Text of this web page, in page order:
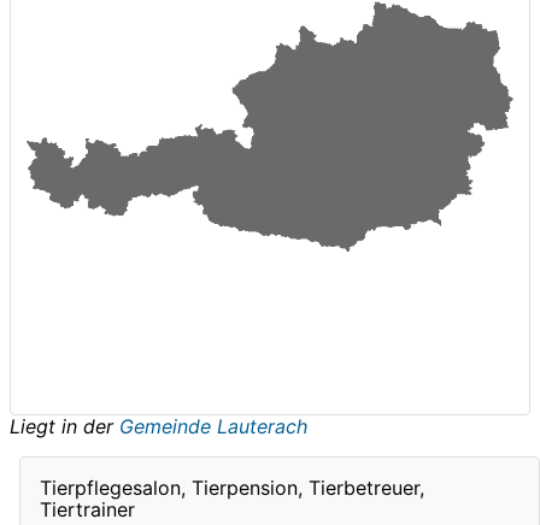
Liegt in der Gemeinde Lauterach
Tierpflegesalon, Tierpension, Tierbetreuer,
Tiertrainer